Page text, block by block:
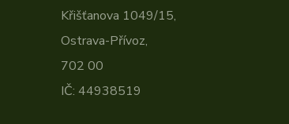
Křišťanova 1049/15,
Ostrava-Přívoz,
702 00
IČ: 44938519